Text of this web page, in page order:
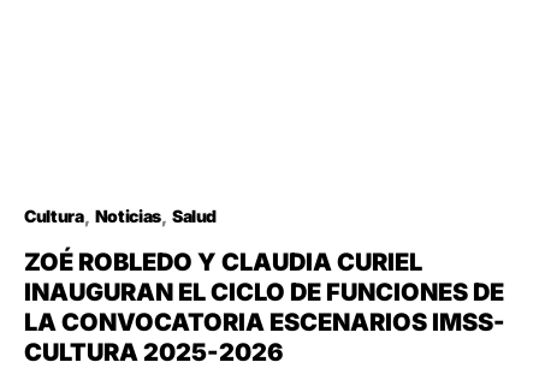
Cultura Noticias Salud
ZOÉ ROBLEDO Y CLAUDIA CURIEL
INAUGURAN EL CICLO DE FUNCIONES DE
LA CONVOCATORIA ESCENARIOS IMSS-
CULTURA 2025-2026